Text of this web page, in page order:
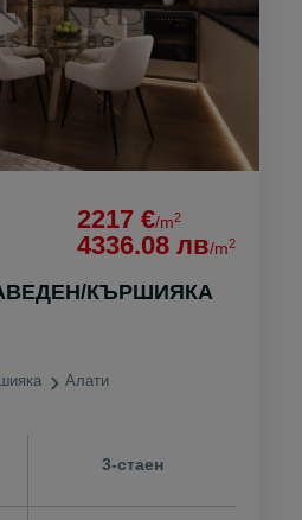
2217 €/m2
4336.08 лв/m2
КЪРШИЯКА
Алати
3-стаен